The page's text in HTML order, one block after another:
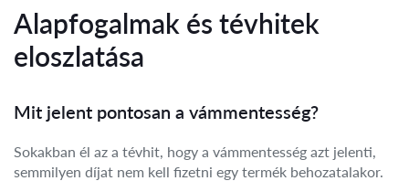
Alapfogalmak és tévhitek
eloszlatása
Mit jelent pontosan a vámmentesség?
Sokakban él az a tévhit, hogy a vámmentesség azt jelenti,
semmilyen díjat nem kell fizetni egy termék behozatalakor.